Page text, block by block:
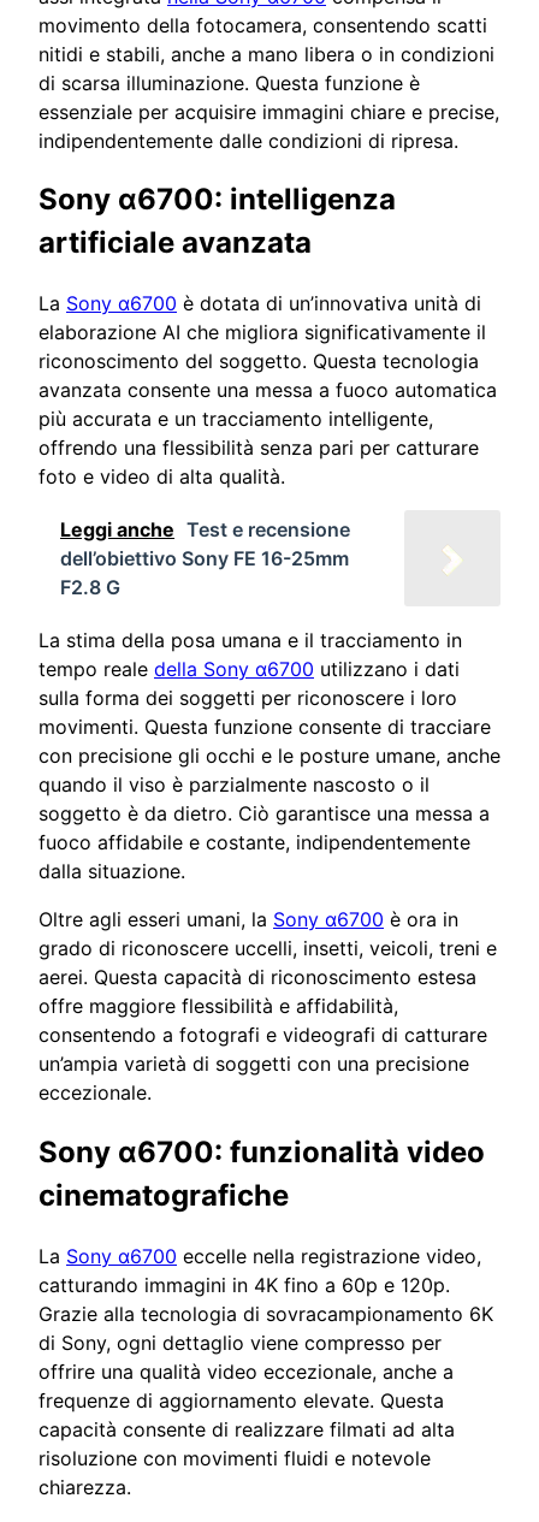
movimento della fotocamera, consentendo scatti
nitidi e stabili, anche a mano libera o in condizioni
di scarsa illuminazione. Questa funzione è
essenziale per acquisire immagini chiare e precise,
indipendentemente dalle condizioni di ripresa.
Sony α6700: intelligenza
artificiale avanzata
La Sony α6700 è dotata di un’innovativa unità di
elaborazione AI che migliora significativamente il
riconoscimento del soggetto. Questa tecnologia
avanzata consente una messa a fuoco automatica
più accurata e un tracciamento intelligente,
offrendo una flessibilità senza pari per catturare
foto e video di alta qualità.
Leggi anche Test e recensione
dell’obiettivo Sony FE 16-25mm
F2.8 G
La stima della posa umana e il tracciamento in
tempo reale della Sony α6700 utilizzano i dati
sulla forma dei soggetti per riconoscere i loro
movimenti. Questa funzione consente di tracciare
con precisione gli occhi e le posture umane, anche
quando il viso è parzialmente nascosto o il
soggetto è da dietro. Ciò garantisce una messa a
fuoco affidabile e costante, indipendentemente
dalla situazione.
Oltre agli esseri umani, la Sony α6700 è ora in
grado di riconoscere uccelli, insetti, veicoli, treni e
aerei. Questa capacità di riconoscimento estesa
offre maggiore flessibilità e affidabilità,
consentendo a fotografi e videografi di catturare
un’ampia varietà di soggetti con una precisione
eccezionale.
Sony α6700: funzionalità video
cinematografiche
La Sony α6700 eccelle nella registrazione video,
catturando immagini in 4K fino a 60p e 120p.
Grazie alla tecnologia di sovracampionamento 6K
di Sony, ogni dettaglio viene compresso per
offrire una qualità video eccezionale, anche a
frequenze di aggiornamento elevate. Questa
capacità consente di realizzare filmati ad alta
risoluzione con movimenti fluidi e notevole
chiarezza.